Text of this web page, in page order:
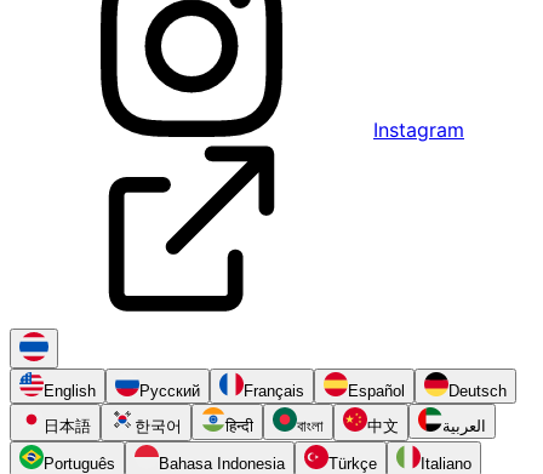
Instagram
English Русский Français Español
Deutsch
日本語
한국어 हिन्दी বাংলা 中文 العربية
Português Bahasa Indonesia Türkçe
Italiano